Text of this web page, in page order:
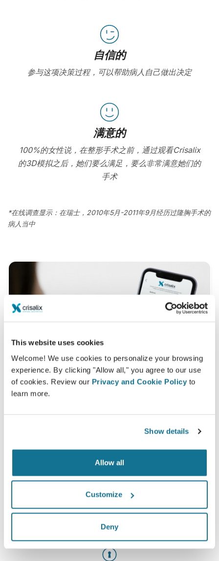
This website uses cookies
Welcome! We use cookies to personalize your browsing
experience. By clicking "Allow all," you agree to our use
of cookies. Review our Privacy and Cookie Policy to
learn more.
Show details
Allow all
Customize
Deny
自信的
参与这项决策过程，可以帮助病人自己做出决定
满意的
100%的女性说，在整形手术之前，通过观看Crisalix
的3D模拟之后，她们要么满足，要么非常满意她们的
手术
*在线调查显示：在瑞士，2010年5月-2011年9月经历过隆胸手术的
病人当中
想知道什么最适合您？
己的Crisalix帐户在家中观看您的术后新图像。这样，您就
可以与家人，朋友或任何您想征询意见的人分享它.
现在就可以看到崭新的自己！